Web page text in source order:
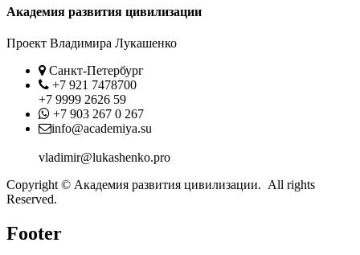
Академия развития цивилизации
Проект Владимира Лукашенко
Location
Санкт-Петербург
Phone
+7 921 7478700
+7 9999 2626 59
Whatsapp
+7 903 267 0 267
Contact
info@academiya.su
vladimir@lukashenko.pro
Copyright © Академия развития цивилизации. All rights
Reserved.
Footer